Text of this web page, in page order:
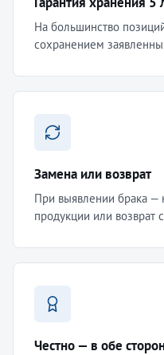
На большинство
сохранением
Замена или возврат
При выявлении брака —
продукции или возврат
Честно — в обе